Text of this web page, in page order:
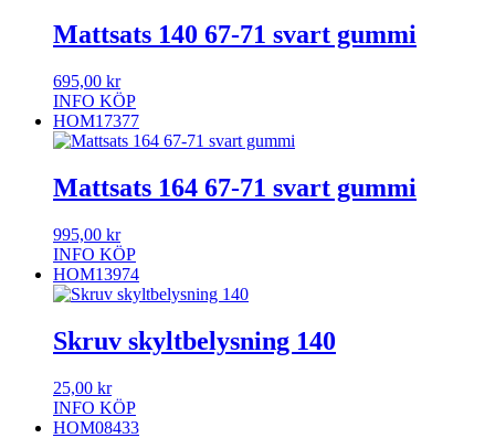
Mattsats 140 67-71 svart gummi
695,00 kr
INFO KÖP
HOM17377
Mattsats 164 67-71 svart gummi
995,00 kr
INFO KÖP
HOM13974
Skruv skyltbelysning 140
25,00 kr
INFO KÖP
HOM08433